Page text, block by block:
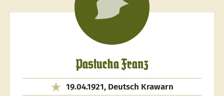
Pastucha Franz
19.04.1921, Deutsch Krawarn